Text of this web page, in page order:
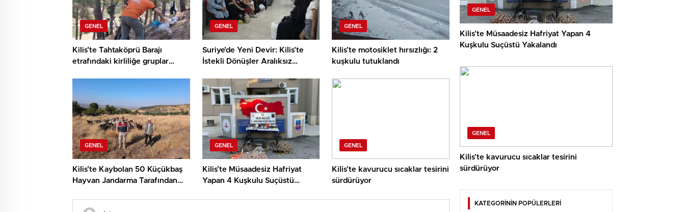
GENEL
Kilis’te Tahtaköprü Barajı
etrafındaki kirliliğe gruplar
GENEL
Suriye’de Yeni Devir: Kilis’te
İstekli Dönüşler Aralıksız
GENEL
Kilis’te motosiklet hırsızlığı: 2
kuşkulu tutuklandı
GENEL
Kilis’te Kaybolan 50 Küçükbaş
Hayvan Jandarma Tarafından
GENEL
Kilis’te Müsaadesiz Hafriyat
Yapan 4 Kuşkulu Suçüstü
GENEL
Kilis’te kavurucu sıcaklar tesirini
sürdürüyor
GENEL
Kilis’te Müsaadesiz Hafriyat Yapan 4
Kuşkulu Suçüstü Yakalandı
GENEL
Kilis’te kavurucu sıcaklar tesirini
sürdürüyor
KATEGORİNİN POPÜLERLERİ